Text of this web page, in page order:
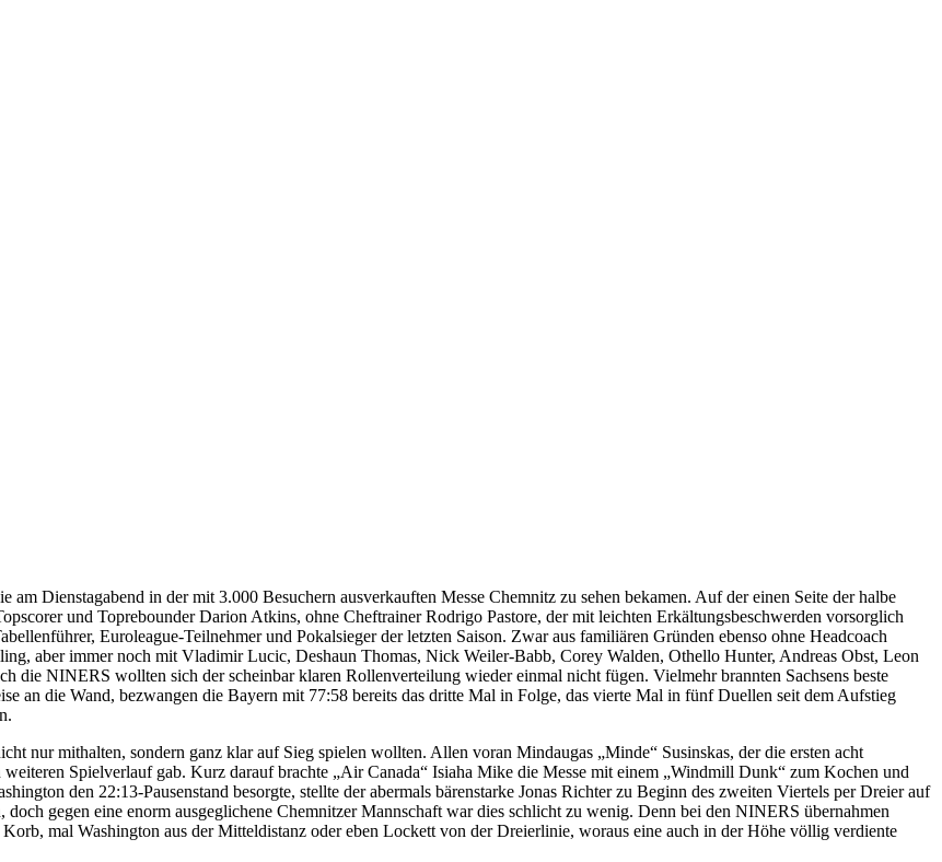
am Dienstagabend in der mit 3.000 Besuchern ausverkauften Messe Chemnitz zu sehen bekamen. Auf der einen Seite der halbe
und Toprebounder Darion Atkins, ohne Cheftrainer Rodrigo Pastore, der mit leichten Erkältungsbeschwerden vorsorglich
Euroleague-Teilnehmer und Pokalsieger der letzten Saison. Zwar aus familiären Gründen ebenso ohne Headcoach
aber immer noch mit Vladimir Lucic, Deshaun Thomas, Nick Weiler-Babb, Corey Walden, Othello Hunter, Andreas Obst, Leon
die NINERS wollten sich der scheinbar klaren Rollenverteilung wieder einmal nicht fügen. Vielmehr brannten Sachsens beste
an die Wand, bezwangen die Bayern mit 77:58 bereits das dritte Mal in Folge, das vierte Mal in fünf Duellen seit dem Aufstieg
nur mithalten, sondern ganz klar auf Sieg spielen wollten. Allen voran Mindaugas „Minde“ Susinskas, der die ersten acht
Spielverlauf gab. Kurz darauf brachte „Air Canada“ Isiaha Mike die Messe mit einem „Windmill Dunk“ zum Kochen und
den 22:13-Pausenstand besorgte, stellte der abermals bärenstarke Jonas Richter zu Beginn des zweiten Viertels per Dreier auf
gegen eine enorm ausgeglichene Chemnitzer Mannschaft war dies schlicht zu wenig. Denn bei den NINERS übernahmen
mal Washington aus der Mitteldistanz oder eben Lockett von der Dreierlinie, woraus eine auch in der Höhe völlig verdiente